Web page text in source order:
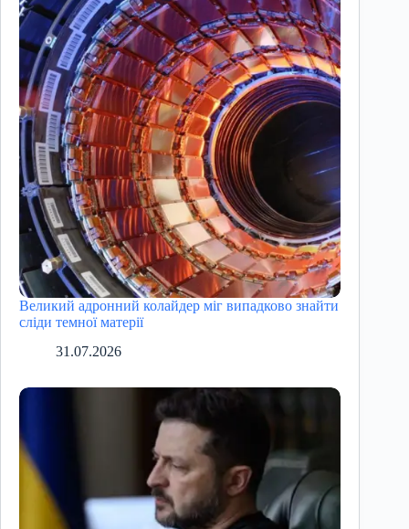
Великий адронний колайдер міг випадково знайти
сліди темної матерії
31.07.2026